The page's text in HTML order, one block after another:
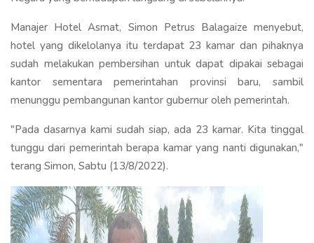
Manajer Hotel Asmat, Simon Petrus Balagaize menyebut,
hotel yang dikelolanya itu terdapat 23 kamar dan pihaknya
sudah melakukan pembersihan untuk dapat dipakai sebagai
kantor sementara pemerintahan provinsi baru, sambil
menunggu pembangunan kantor gubernur oleh pemerintah.
"Pada dasarnya kami sudah siap, ada 23 kamar. Kita tinggal
tunggu dari pemerintah berapa kamar yang nanti digunakan,"
terang Simon, Sabtu (13/8/2022).